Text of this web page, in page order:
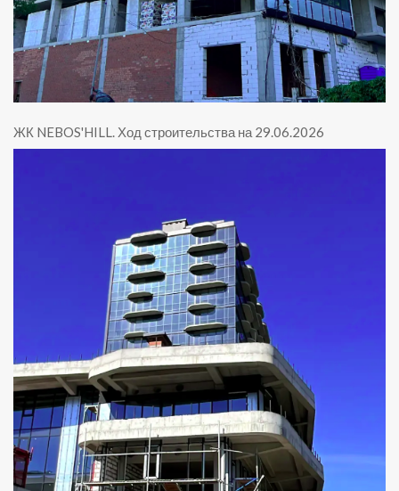
ЖК NEBOS'HILL. Ход строительства на 29.06.2026